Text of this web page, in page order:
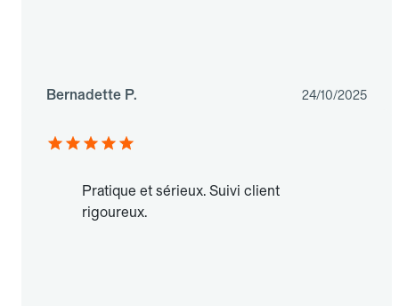
Bernadette P. 24/10/2025
Pratique et sérieux. Suivi client
rigoureux.